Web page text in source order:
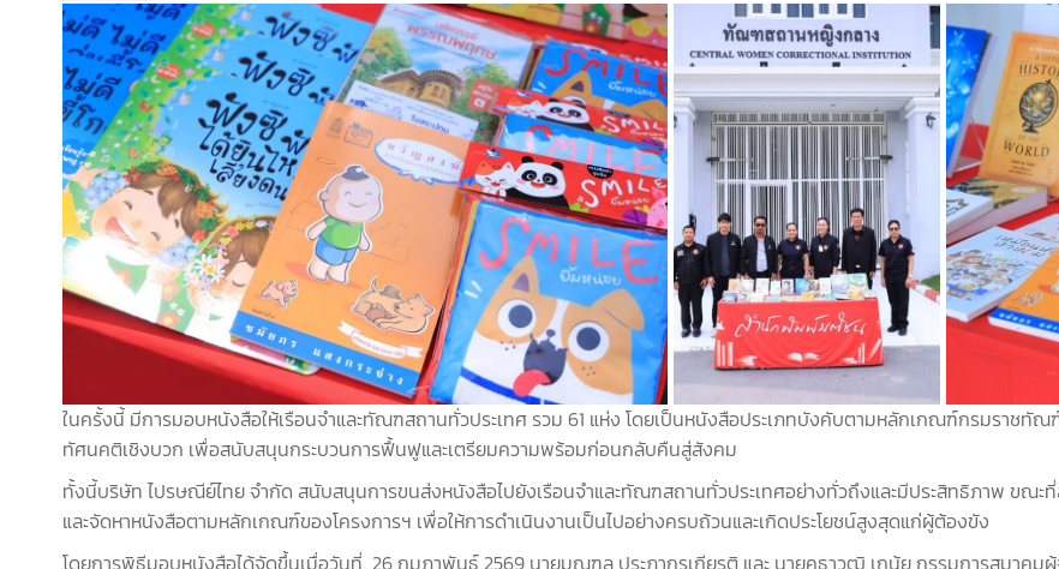
ในครั้งนี้ มีการมอบหนังสือให้เรือนจำและทัณฑสถานทั่วประเทศ รวม 61 แห่ง โดยเป็นหนังสือประเภทบังคับตามหลักเกณฑ์กรมราชทั
ทัศนคติเชิงบวก เพื่อสนับสนุนกระบวนการฟื้นฟูและเตรียมความพร้อมก่อนกลับคืนสู่สังคม
ทั้งนี้บริษัท ไปรษณีย์ไทย จำกัด สนับสนุนการขนส่งหนังสือไปยังเรือนจำและทัณฑสถานทั่วประเทศอย่างทั่วถึงและมีประสิทธิภาพ ข
และจัดหาหนังสือตามหลักเกณฑ์ของโครงการฯ เพื่อให้การดำเนินงานเป็นไปอย่างครบถ้วนและเกิดประโยชน์สูงสุดแก่ผู้ต้องขัง
โดยการพิธีมอบหนังสือได้จัดขึ้นเมื่อวันที่ 26 กุมภาพันธ์ 2569 นายมณฑล ประภากรเกียรติ และ นายคธาวุฒิ เกนุ้ย กรรมการสมาคม